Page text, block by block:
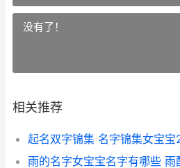
没有了！
相关推荐